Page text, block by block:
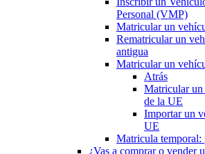
Personal (VMP)
Matricular un
Rematricular un
antigua
Matricular un
Atrás
Matricular
de la UE
Importar un
UE
Matricula temporal:
¿Vas a comprar o vender